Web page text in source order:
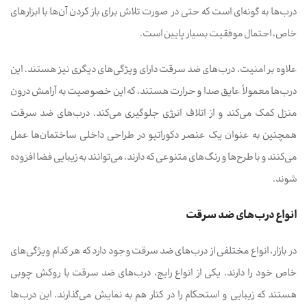
درب‌ها به گونه‌ای است که حتی در صورت تلاش برای باز کردن آن‌ها با ابزارهای
خاص، احتمال موفقیت بسیار پایین است.
علاوه بر امنیت، درب‌های ضد سرقت دارای ویژگی‌های دیگری نیز هستند. این
درب‌ها معمولاً عایق صدا و حرارت هستند، که این خصوصیت به آرامش درون
منزل کمک می‌کند و از اتلاف انرژی جلوگیری می‌کند. درب‌های ضد سرقت
همچنین به عنوان یک عنصر دکوراتیو در طراحی داخلی ساختمان‌ها عمل
می‌کنند و با طرح‌ها و رنگ‌های متنوعی که دارند، می‌توانند به زیبایی فضا افزوده
شوند.
انواع درب‌های ضد سرقت
در بازار، انواع مختلفی از درب‌های ضد سرقت وجود دارد که هر کدام ویژگی‌های
خاص خود را دارند. یکی از انواع رایج، درب‌های ضد سرقت با روکش چوبی
هستند که زیبایی و استحکام را در کنار هم به نمایش می‌گذارند. این درب‌ها